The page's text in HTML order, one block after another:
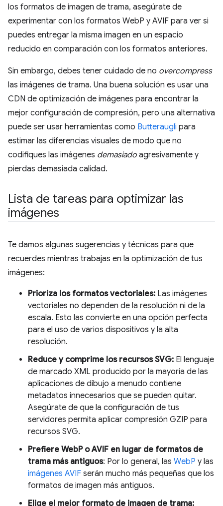
los formatos de imagen de trama, asegúrate de
experimentar con los formatos WebP y AVIF para ver si
puedes entregar la misma imagen en un espacio
reducido en comparación con los formatos anteriores.
Sin embargo, debes tener cuidado de no overcompress
las imágenes de trama. Una buena solución es usar una
CDN de optimización de imágenes para encontrar la
mejor configuración de compresión, pero una alternativa
puede ser usar herramientas como Butteraugli para
estimar las diferencias visuales de modo que no
codifiques las imágenes demasiado agresivamente y
pierdas demasiada calidad.
Lista de tareas para optimizar las
imágenes
Te damos algunas sugerencias y técnicas para que
recuerdes mientras trabajas en la optimización de tus
imágenes:
Prioriza los formatos vectoriales: Las imágenes
vectoriales no dependen de la resolución ni de la
escala. Esto las convierte en una opción perfecta
para el uso de varios dispositivos y la alta
resolución.
Reduce y comprime los recursos SVG: El lenguaje
de marcado XML producido por la mayoría de las
aplicaciones de dibujo a menudo contiene
metadatos innecesarios que se pueden quitar.
Asegúrate de que la configuración de tus
servidores permita aplicar compresión GZIP para
recursos SVG.
Prefiere WebP o AVIF en lugar de formatos de
trama más antiguos: Por lo general, las WebP y las
imágenes AVIF serán mucho más pequeñas que los
formatos de imagen más antiguos.
Elige el mejor formato de imagen de trama: